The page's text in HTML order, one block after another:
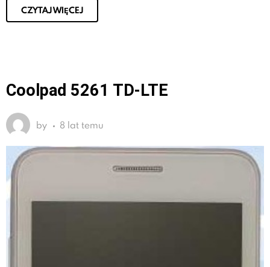
CZYTAJ WIĘCEJ
Coolpad 5261 TD-LTE
by 8 lat temu